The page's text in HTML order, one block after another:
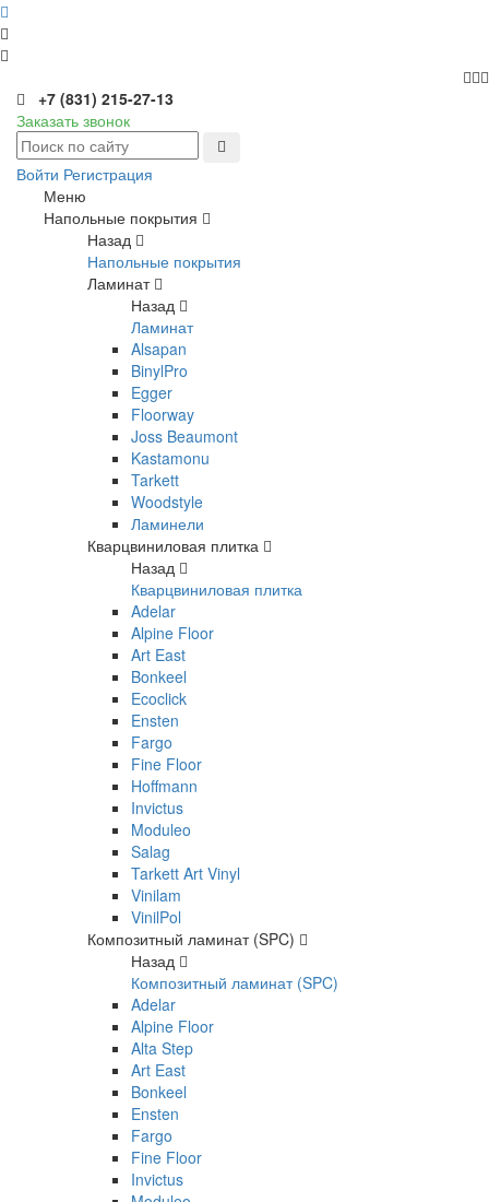
+7 (831) 215-27-13
Заказать звонок
Войти Регистрация
Меню
Напольные покрытия
Назад
Напольные покрытия
Ламинат
Назад
Ламинат
Alsapan
BinylPro
Egger
Floorway
Joss Beaumont
Kastamonu
Tarkett
Woodstyle
Ламинели
Кварцвиниловая плитка
Назад
Кварцвиниловая плитка
Adelar
Alpine Floor
Art East
Bonkeel
Ecoclick
Ensten
Fargo
Fine Floor
Hoffmann
Invictus
Moduleo
Salag
Tarkett Art Vinyl
Vinilam
VinilPol
Композитный ламинат (SPC)
Назад
Композитный ламинат (SPC)
Adelar
Alpine Floor
Alta Step
Art East
Bonkeel
Ensten
Fargo
Fine Floor
Invictus